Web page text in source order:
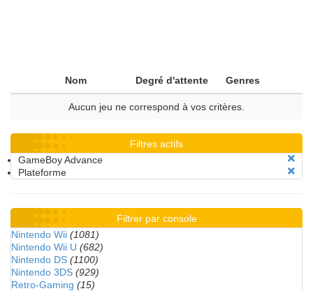
Nom Degré d'attente Genres
Aucun jeu ne correspond à vos critères.
Filtres actifs
GameBoy Advance
Plateforme
Filtrer par console
Nintendo Wii (1081)
Nintendo Wii U (682)
Nintendo DS (1100)
Nintendo 3DS (929)
Retro-Gaming (15)